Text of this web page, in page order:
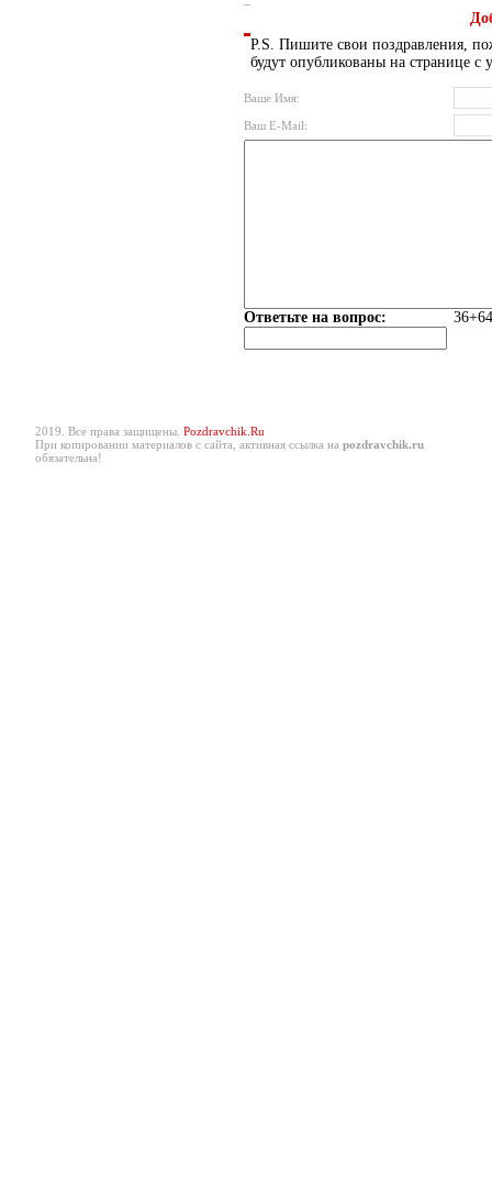
P.S. Пишите свои поздравления,
будут опубликованы на странице с
Ваше Имя:
Ваш E-Mail:
Ответьте на вопрос:
2019. Все права защищены. Pozdravchik.Ru
При копировании материалов с сайта, активная ссылка на pozdravchik.ru
обязательна!